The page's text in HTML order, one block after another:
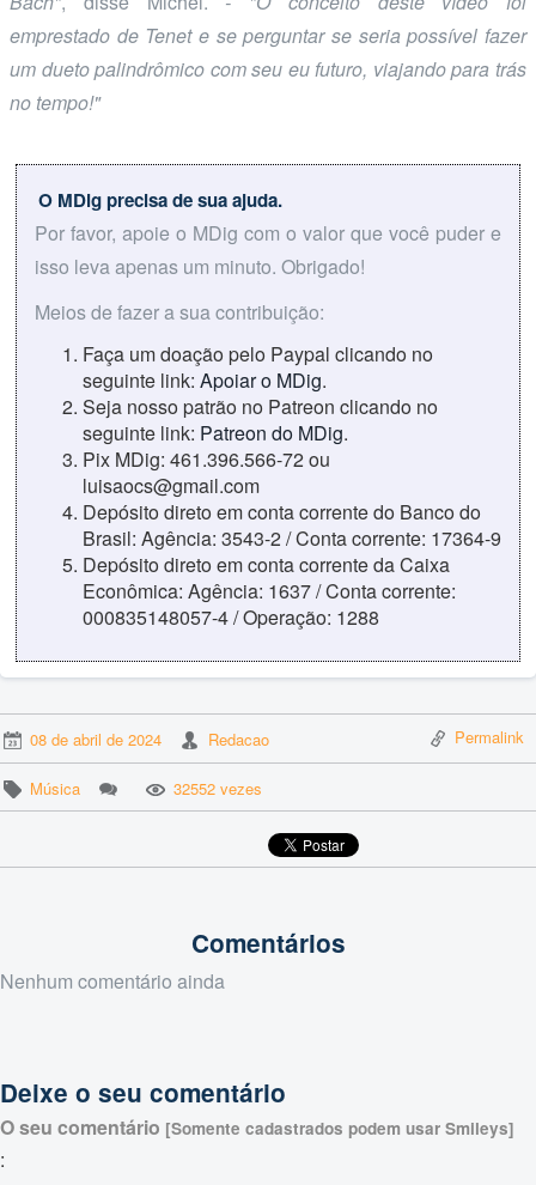
emprestado de Tenet e se perguntar se seria possível fazer
um dueto palindrômico com seu eu futuro, viajando para trás
no tempo!"
O MDig precisa de sua ajuda.
Por favor, apoie o MDig com o valor que você puder e
isso leva apenas um minuto. Obrigado!
Meios de fazer a sua contribuição:
Faça um doação pelo Paypal clicando no
seguinte link: Apoiar o MDig.
Seja nosso patrão no Patreon clicando no
seguinte link: Patreon do MDig.
Pix MDig: 461.396.566-72 ou
luisaocs@gmail.com
Depósito direto em conta corrente do Banco do
Brasil: Agência: 3543-2 / Conta corrente: 17364-9
Depósito direto em conta corrente da Caixa
Econômica: Agência: 1637 / Conta corrente:
000835148057-4 / Operação: 1288
08 de abril de 2024 Redacao Permalink
Música 32552 vezes
Comentários
Nenhum comentário ainda
Deixe o seu comentário
O seu comentário [Somente cadastrados podem usar Smileys]
: